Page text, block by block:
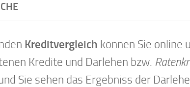
Kreditvergleich können Sie online
Kredite und Darlehen bzw.
Sie sehen das Ergebniss der